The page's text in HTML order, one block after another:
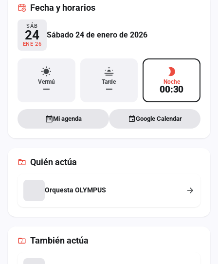
Fecha y horarios
SÁB
24
ENE 26
Sábado 24 de enero de 2026
Vermú
—
Tarde
—
Noche
00:30
Mi agenda Google Calendar
Quién actúa
Orquesta OLYMPUS
Tambiénactúa
Administración
Contacto